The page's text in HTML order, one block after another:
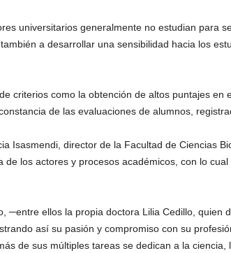
universitarios generalmente no estudian para
a desarrollar una sensibilidad hacia los
criterios como la obtención de altos puntajes en
de las evaluaciones de alumnos,
Isasmendi, director de la Facultad de Ciencias
los actores y procesos académicos, con lo
─entre ellos la propia doctora Lilia Cedillo, quien
así su pasión y compromiso con su
de sus múltiples tareas se dedican a la ciencia,